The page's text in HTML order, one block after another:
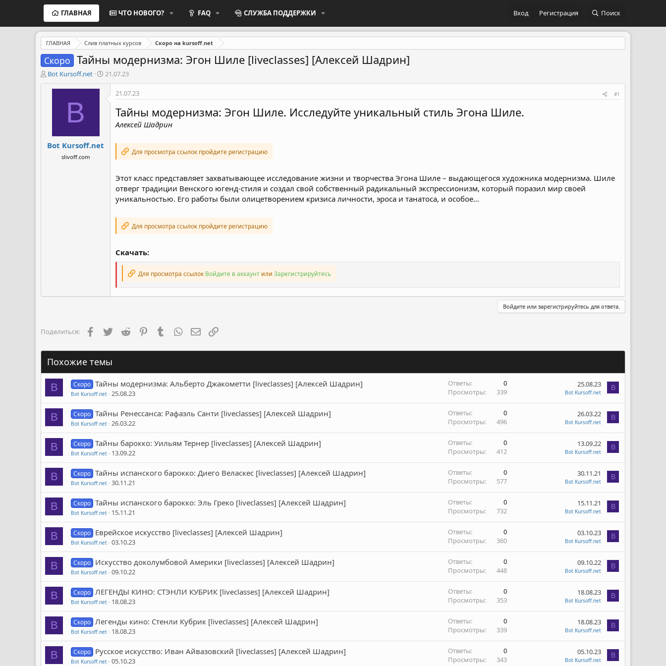
ГЛАВНАЯ ЧТО НОВОГО? FAQ СЛУЖБА ПОДДЕРЖКИ Вход Регистрация Поиск
ГЛАВНАЯ Слив платных курсов Скоро на kursoff.net
Скоро Тайны модернизма: Эгон Шиле [liveclasses] [Алексей Шадрин]
А
в
ы
Bot Kursoff.net
Д
а
а
21.07.23
B
Bot Kursoff.net
slivoff.com
21.07.23 #1
Тайны модернизма: Эгон Шиле. Исследуйте уникальный стиль Эгона Шиле.
Алексей Шадрин
Для просмотра ссылок пройдите регистрацию
Этот класс представляет захватывающее исследование жизни и творчества Эгона Шиле – выдающегося художника модернизма. Шиле
отверг традиции Венского югенд-стиля и создал свой собственный радикальный экспрессионизм, который поразил мир своей
уникальностью. Его работы были олицетворением кризиса личности, эроса и танатоса, и особое...
Для просмотра ссылок пройдите регистрацию
Скачать:
Для просмотра ссылок Войдите в аккаунт или Зарегистрируйтесь
Войдите или зарегистрируйтесь для ответа.
Поделиться: FacebookTwitter Reddit PinterestTumblr WhatsAppЭлектронная почта
Похожие темы
B Скоро Тайны модернизма: Альберто Джакометти [liveclasses] [Алексей Шадрин]
Bot Kursoff.net 25.08.23
Ответы
0
Просмотры
339
25.08.23
Bot Kursoff.net
B
B Скоро Тайны Ренессанса: Рафаэль Санти [liveclasses] [Алексей Шадрин]
Bot Kursoff.net 26.03.22
Ответы
0
Просмотры
496
26.03.22
Bot Kursoff.net
B
B Скоро Тайны барокко: Уильям Тернер [liveclasses] [Алексей Шадрин]
Bot Kursoff.net 13.09.22
Ответы
0
Просмотры
412
13.09.22
Bot Kursoff.net
B
B Скоро Тайны испанского барокко: Диего Веласкес [liveclasses] [Алексей Шадрин]
Bot Kursoff.net 30.11.21
Ответы
0
Просмотры
577
30.11.21
Bot Kursoff.net
B
B Скоро Тайны испанского барокко: Эль Греко [liveclasses] [Алексей Шадрин]
Bot Kursoff.net 15.11.21
Ответы
0
Просмотры
732
15.11.21
Bot Kursoff.net
B
B Скоро Еврейское искусство [liveclasses] [Алексей Шадрин]
Bot Kursoff.net 03.10.23
Ответы
0
Просмотры
360
03.10.23
Bot Kursoff.net
B
B Скоро Искусство доколумбовой Америки [liveclasses] [Алексей Шадрин]
Bot Kursoff.net 09.10.22
Ответы
0
Просмотры
448
09.10.22
Bot Kursoff.net
B
B Скоро ЛЕГЕНДЫ КИНО: СТЭНЛИ КУБРИК [liveclasses] [Алексей Шадрин]
Bot Kursoff.net 18.08.23
Ответы
0
Просмотры
353
18.08.23
Bot Kursoff.net
B
B Скоро Легенды кино: Стенли Кубрик [liveclasses] [Алексей Шадрин]
Bot Kursoff.net 18.08.23
Ответы
0
Просмотры
339
18.08.23
Bot Kursoff.net
B
B Скоро Русское искусство: Иван Айвазовский [liveclasses] [Алексей Шадрин]
Bot Kursoff.net 05.10.23
Ответы
0
Просмотры
343
05.10.23
Bot Kursoff.net
B